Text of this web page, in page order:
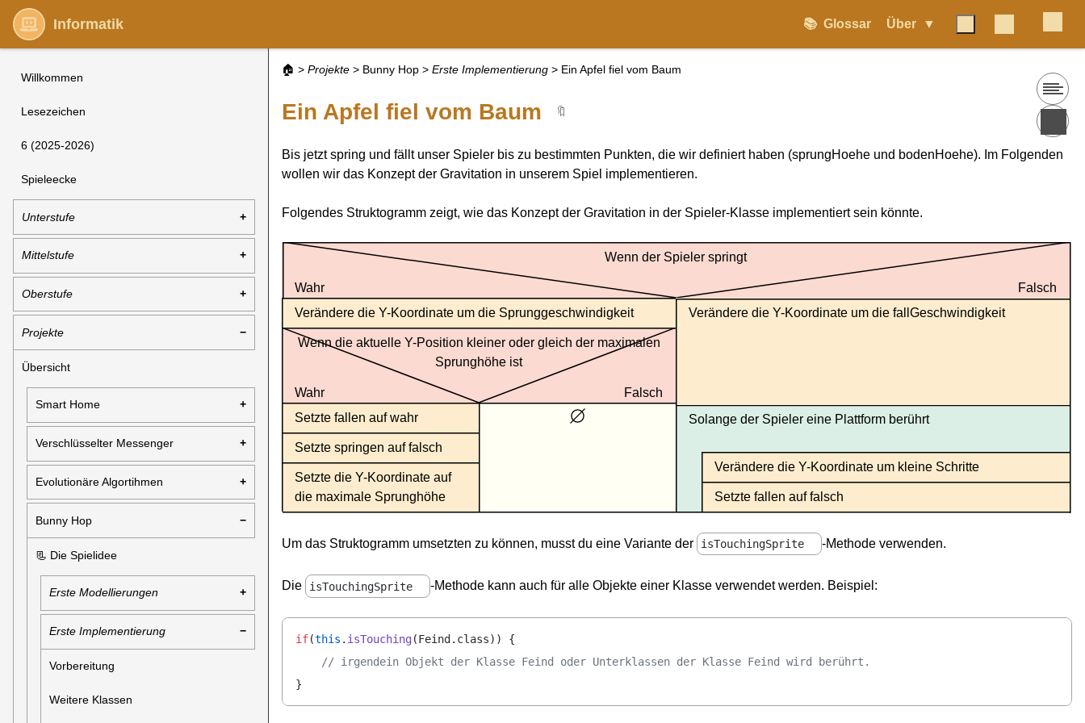
Informatik 📚 Glossar Über
Willkommen
Lesezeichen
6 (2025-2026)
Spieleecke
Unterstufe
Mittelstufe
Oberstufe
Projekte
Übersicht
Smart Home
Verschlüsselter Messenger
Evolutionäre Algortihmen
Bunny Hop
📃 Die Spielidee
Erste Modellierungen
Erste Implementierung
Vorbereitung
Weitere Klassen
🏠 > Projekte > Bunny Hop > Erste Implementierung > Ein Apfel fiel vom Baum
Ein Apfel fiel vom Baum 🔖
Bis jetzt spring und fällt unser Spieler bis zu bestimmten Punkten, die wir definiert haben (sprungHoehe und bodenHoehe). Im Folgenden
wollen wir das Konzept der Gravitation in unserem Spiel implementieren.
Folgendes Struktogramm zeigt, wie das Konzept der Gravitation in der Spieler-Klasse implementiert sein könnte.
Wenn der Spieler springt
Wahr
Falsch
Verändere die Y-Koordinate um die Sprunggeschwindigkeit
Wenn die aktuelle Y-Position kleiner oder gleich der maximalen
Sprunghöhe ist
Wahr
Falsch
Setzte fallen auf wahr
Setzte springen auf falsch
Setzte die Y-Koordinate auf
die maximale Sprunghöhe
Verändere die Y-Koordinate um die fallGeschwindigkeit
Solange der Spieler eine Plattform berührt
Verändere die Y-Koordinate um kleine Schritte
Setzte fallen auf falsch
Um das Struktogramm umsetzten zu können, musst du eine Variante der isTouchingSprite -Methode verwenden.
Die isTouchingSprite -Methode kann auch für alle Objekte einer Klasse verwendet werden. Beispiel:
if(this . isTouching(Feind.class)) {
    // irgendein Objekt der Klasse Feind oder Unterklassen der Klasse Feind wird berührt.
}